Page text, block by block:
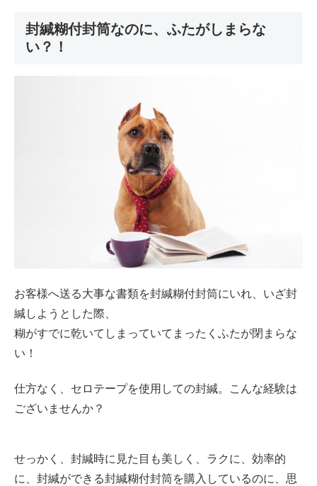
封緘糊付封筒なのに、ふたがしまらな
い？！
お客様へ送る大事な書類を封緘糊付封筒にいれ、いざ封
緘しようとした際、
糊がすでに乾いてしまっていてまったくふたが閉まらな
い！
仕方なく、セロテープを使用しての封緘。こんな経験は
ございませんか？
せっかく、封緘時に見た目も美しく、ラクに、効率的
に、封緘ができる封緘糊付封筒を購入しているのに、思